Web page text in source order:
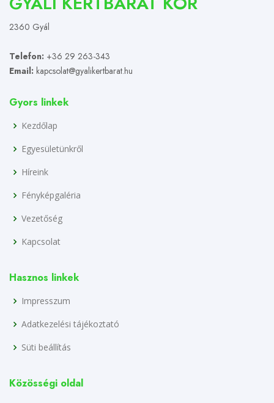
2360 Gyál
Telefon: +36 29 263-343
Email: kapcsolat@gyalikertbarat.hu
Gyors linkek
Kezdőlap
Egyesületünkről
Híreink
Fényképgaléria
Vezetőség
Kapcsolat
Hasznos linkek
Impresszum
Adatkezelési tájékoztató
Süti beállítás
Közösségi oldal